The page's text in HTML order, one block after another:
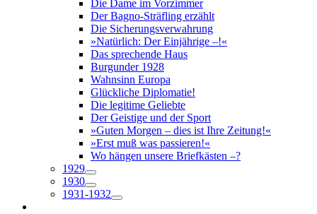
Die Dame im Vorzimmer
Der Bagno-Sträfling erzählt
Die Sicherungsverwahrung
»Natürlich: Der Einjährige –!«
Das sprechende Haus
Burgunder 1928
Wahnsinn Europa
Glückliche Diplomatie!
Die legitime Geliebte
Der Geistige und der Sport
»Guten Morgen – dies ist Ihre Zeitung!«
»Erst muß was passieren!«
Wo hängen unsere Briefkästen –?
1929
1930
1931-1932